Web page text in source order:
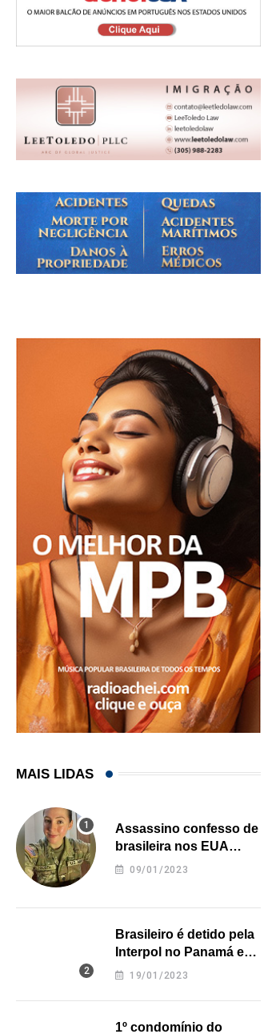
MAIS LIDAS
Assassino confesso de
brasileira nos EUA
revela onde deixou o
09/01/2023
Brasileiro é detido pela
Interpol no Panamá e
pode pegar prisão
19/01/2023
1º condomínio do